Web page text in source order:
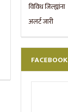
FACEBOOK